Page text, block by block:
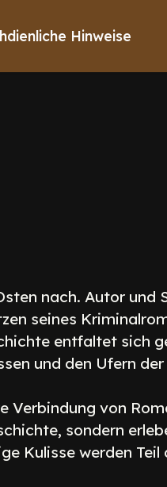
Hinweise
nach. Autor und
seines
entfaltet sich
und den Ufern
Verbindung von
sondern
Kulisse werden Teil